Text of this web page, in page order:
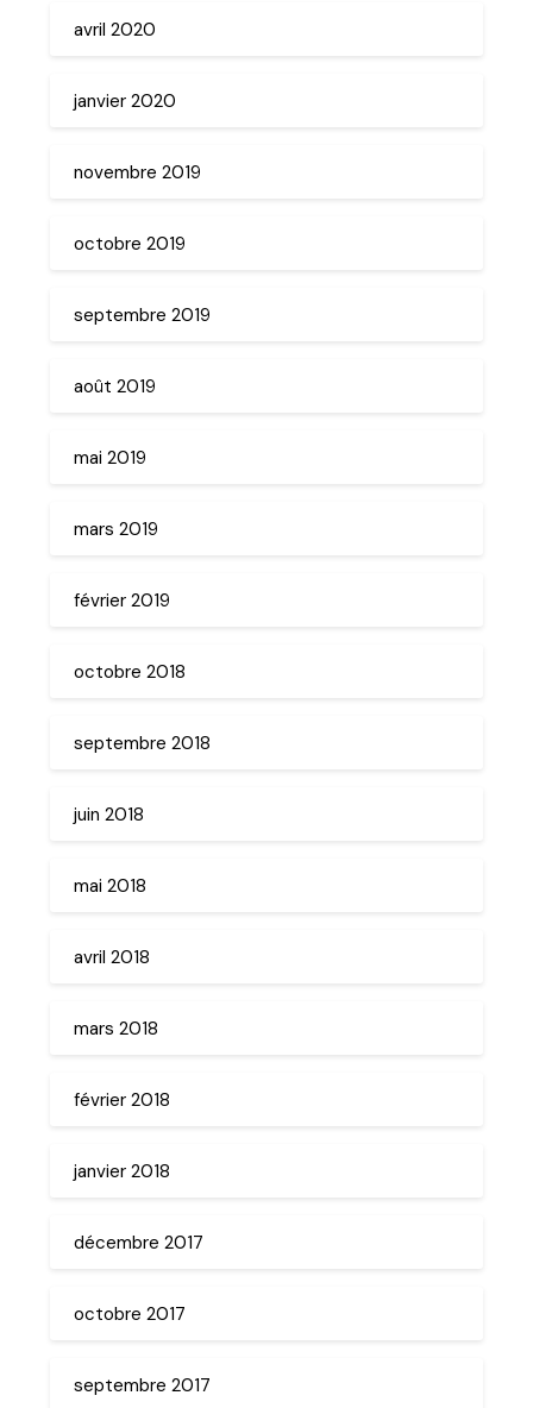
avril 2020
janvier 2020
novembre 2019
octobre 2019
septembre 2019
août 2019
mai 2019
mars 2019
février 2019
octobre 2018
septembre 2018
juin 2018
mai 2018
avril 2018
mars 2018
février 2018
janvier 2018
décembre 2017
octobre 2017
septembre 2017